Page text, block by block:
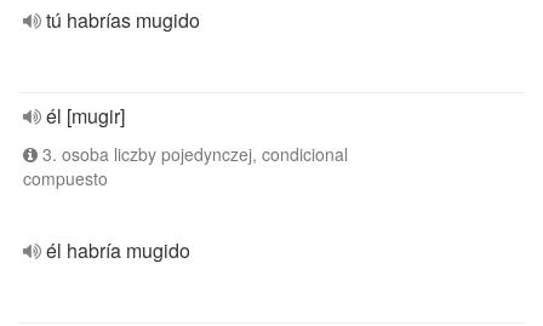
tú habrías mugido
él [mugir]
3. osoba liczby pojedynczej, condicional
compuesto
él habría mugido